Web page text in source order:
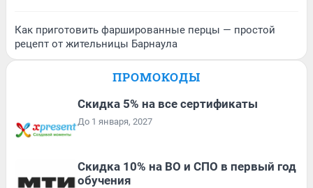
Как приготовить фаршированные перцы — простой
рецепт от жительницы Барнаула
ПРОМОКОДЫ
Скидка 5% на все сертификаты
До 1 января, 2027
Скидка 10% на ВО и СПО в первый год
обучения